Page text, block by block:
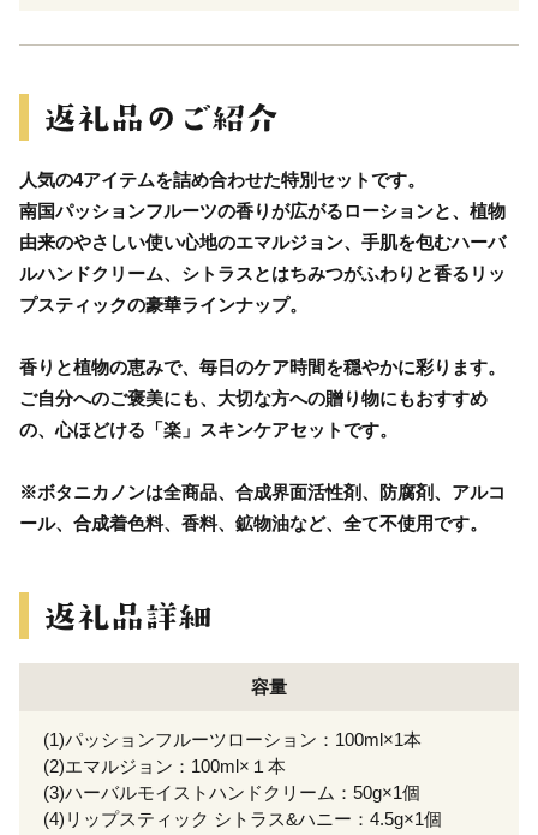
人気の4アイテムを詰め合わせた特別セットです。
南国パッションフルーツの香りが広がるローションと、植物
由来のやさしい使い心地のエマルジョン、手肌を包むハーバ
ルハンドクリーム、シトラスとはちみつがふわりと香るリッ
プスティックの豪華ラインナップ。
香りと植物の恵みで、毎日のケア時間を穏やかに彩ります。
ご自分へのご褒美にも、大切な方への贈り物にもおすすめ
の、心ほどける「楽」スキンケアセットです。
※ボタニカノンは全商品、合成界面活性剤、防腐剤、アルコ
ール、合成着色料、香料、鉱物油など、全て不使用です。
容量
(1)パッションフルーツローション：100ml×1本
(2)エマルジョン：100ml×１本
(3)ハーバルモイストハンドクリーム：50g×1個
(4)リップスティック シトラス&ハニー：4.5g×1個